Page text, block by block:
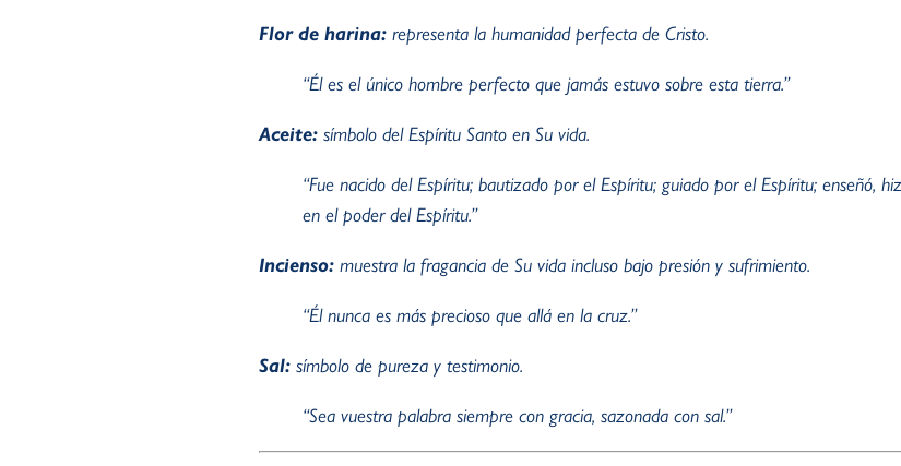
Flor de harina: representa la humanidad perfecta de Cristo.
“Él es el único hombre perfecto que jamás estuvo sobre esta tierra.”
Aceite: símbolo del Espíritu Santo en Su vida.
“Fue nacido del Espíritu; bautizado por el Espíritu; guiado por el Espíritu; enseñó,
en el poder del Espíritu.”
Incienso: muestra la fragancia de Su vida incluso bajo presión y sufrimiento.
“Él nunca es más precioso que allá en la cruz.”
Sal: símbolo de pureza y testimonio.
“Sea vuestra palabra siempre con gracia, sazonada con sal.”